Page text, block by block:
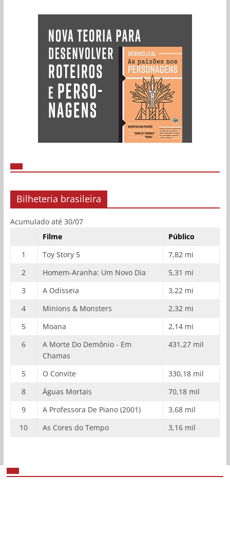
Bilheteria brasileira
Acumulado até 30/07
Filme
Público
1
Toy Story 5
7,82 mi
2
Homem-Aranha: Um Novo Dia
5,31 mi
3
A Odisseia
3,22 mi
4
Minions & Monsters
2,32 mi
5
Moana
2,14 mi
6
A Morte Do Demônio - Em
Chamas
431,27 mil
5 O Convite
330,18 mil
8
Águas Mortais
70,18 mil
9
A Professora De Piano (2001)
3,68 mil
10
As Cores do Tempo 3,16 mil